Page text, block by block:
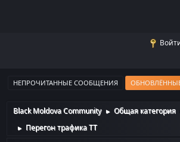
НЕПРОЧИТАННЫЕ СООБЩЕНИЯ
Black Moldova Community ► Общая категория
► Перегон трафика ТТ